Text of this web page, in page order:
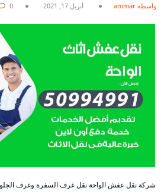
بواسطة ammar أبريل 17, 2021 0
شركة نقل عفش الواحة نقل غرف السفرة وغرف